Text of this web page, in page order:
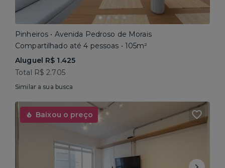
Pinheiros • Avenida Pedroso de Morais
Compartilhado até 4 pessoas • 105m²
Aluguel R$ 1.425
Total R$ 2.705
Similar a sua busca
Baixou o preço